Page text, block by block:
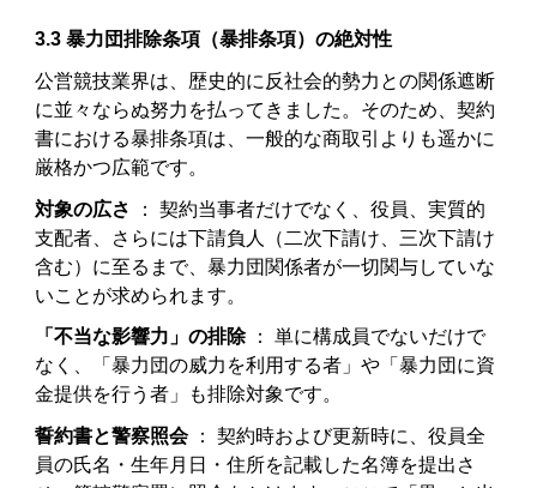
3.3 暴力団排除条項（暴排条項）の絶対性
公営競技業界は、歴史的に反社会的勢力との関係遮断
に並々ならぬ努力を払ってきました。そのため、契約
書における暴排条項は、一般的な商取引よりも遥かに
厳格かつ広範です。
対象の広さ
： 契約当事者だけでなく、役員、実質的
支配者、さらには下請負人（二次下請け、三次下請け
含む）に至るまで、暴力団関係者が一切関与していな
いことが求められます。
「不当な影響力」の排除： 単に構成員でないだけで
なく、「暴力団の威力を利用する者」や「暴力団に資
金提供を行う者」も排除対象です。
誓約書と警察照会： 契約時および更新時に、役員全
員の氏名・生年月日・住所を記載した名簿を提出さ